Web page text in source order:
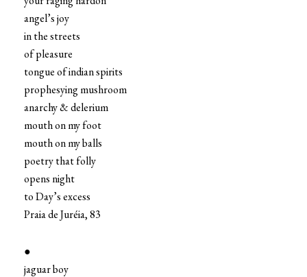
angel’s joy
in the streets
of pleasure
tongue of indian spirits
prophesying mushroom
anarchy & delerium
mouth on my foot
mouth on my balls
poetry that folly
opens night
to Day’s excess
Praia de Juréia, 83
●
jaguar boy